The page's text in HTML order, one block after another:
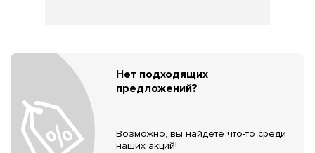
Нет подходящих
предложений?
Возможно, вы найдёте что-то среди
наших акций!